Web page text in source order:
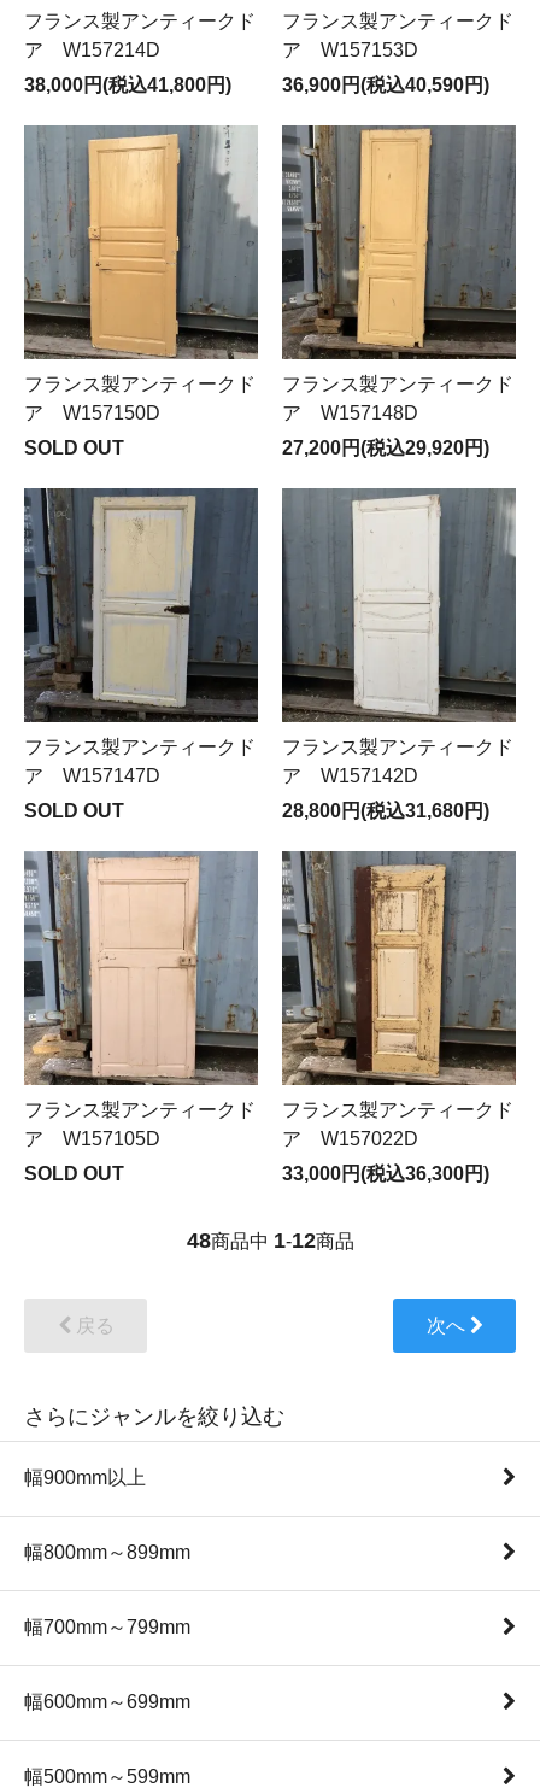
フランス製アンティークド
ア W157214D
38,000円(税込41,800円)
フランス製アンティークド
ア W157153D
36,900円(税込40,590円)
フランス製アンティークド
ア W157150D
SOLD OUT
フランス製アンティークド
ア W157148D
27,200円(税込29,920円)
フランス製アンティークド
ア W157147D
SOLD OUT
フランス製アンティークド
ア W157142D
28,800円(税込31,680円)
フランス製アンティークド
ア W157105D
SOLD OUT
フランス製アンティークド
ア W157022D
33,000円(税込36,300円)
48商品中 1-12商品
戻る 次へ
さらにジャンルを絞り込む
幅900mm以上
幅800mm～899mm
幅700mm～799mm
幅600mm～699mm
幅500mm～599mm